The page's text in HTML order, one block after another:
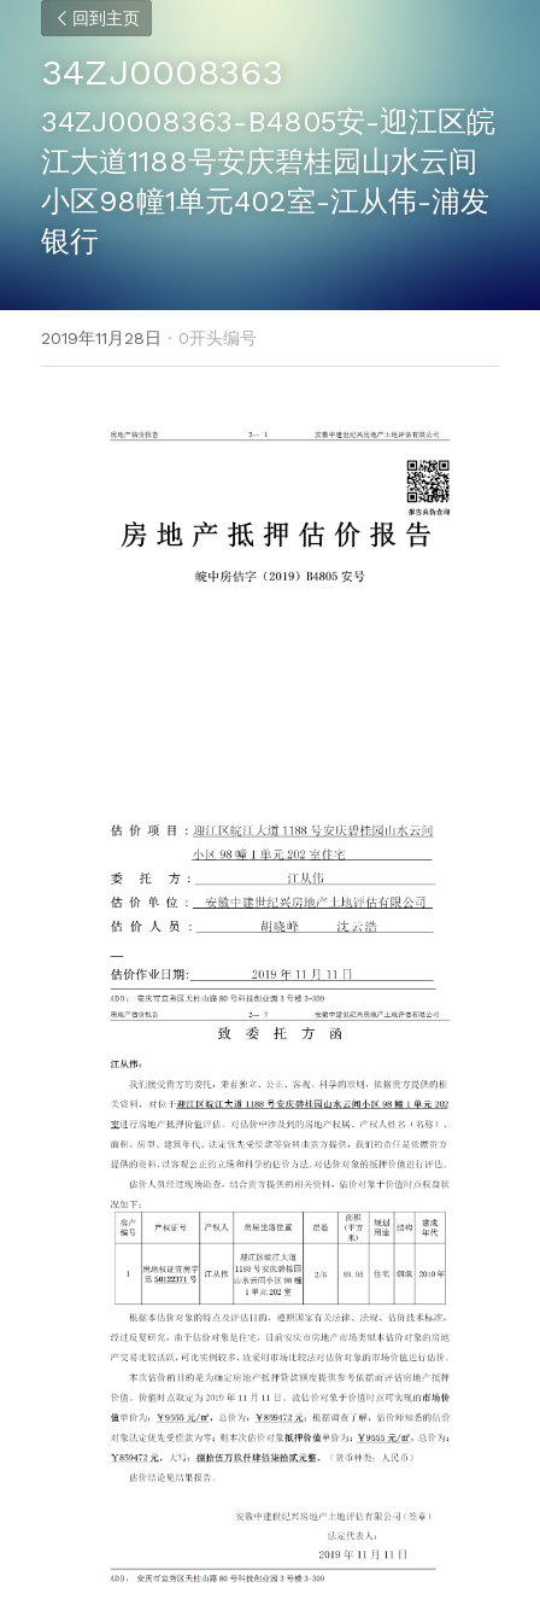
回到主页
34ZJ0008363
34ZJ0008363-B4805安-迎江区皖
江大道1188号安庆碧桂园山水云间
小区98幢1单元402室-江从伟-浦发
银行
2019年11月28日 · 0开头编号